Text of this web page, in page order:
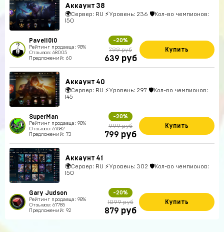
Аккаунт 38
🌍Сервер: RU ⚡Уровень: 236 🛡Кол-во чемпионов:
150
Pavel1010
Рейтинг продавца: 98%
Отзывов: 68005
Предложений: 60
-20%
799 руб
639 руб
Купить
Аккаунт 40
🌍Сервер: RU ⚡Уровень: 297 🛡Кол-во чемпионов:
145
SuperMan
Рейтинг продавца: 98%
Отзывов: 67682
Предложений: 73
-20%
999 руб
799 руб
Купить
Аккаунт 41
🌍Сервер: RU ⚡Уровень: 302 🛡Кол-во чемпионов:
150
Gary Judson
Рейтинг продавца: 98%
Отзывов: 67785
Предложений: 92
-20%
1099 руб
879 руб
Купить